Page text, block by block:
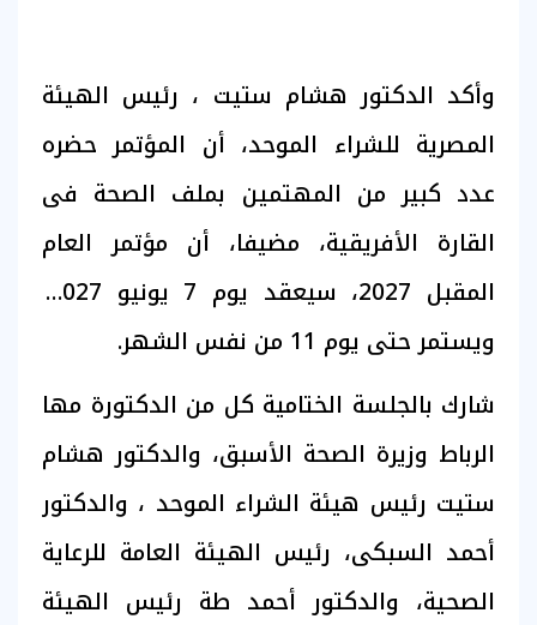
وأكد الدكتور هشام ستيت ، رئيس الهيئة
المصرية للشراء الموحد، أن المؤتمر حضره
عدد كبير من المهتمين بملف الصحة فى
القارة الأفريقية، مضيفا، أن مؤتمر العام
المقبل 2027، سيعقد يوم 7 يونيو 2027،
ويستمر حتى يوم 11 من نفس الشهر.
شارك بالجلسة الختامية كل من الدكتورة مها
الرباط وزيرة الصحة الأسبق، والدكتور هشام
ستيت رئيس هيئة الشراء الموحد ، والدكتور
أحمد السبكى، رئيس الهيئة العامة للرعاية
الصحية، والدكتور أحمد طة رئيس الهيئة